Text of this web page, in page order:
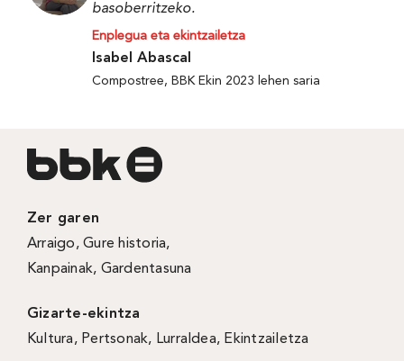
basoberritzeko.
Enplegua eta ekintzailetza
Isabel Abascal
Compostree, BBK Ekin 2023 lehen saria
Zer garen
Arraigo,Gure historia,
Kanpainak, Gardentasuna
Gizarte-ekintza
Kultura, Pertsonak, Lurraldea, Ekintzailetza